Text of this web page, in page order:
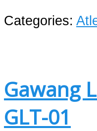
Categories:
Gawang
GLT-01